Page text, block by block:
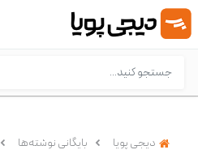
دیجی پویا بایگانی نوشته‌ها